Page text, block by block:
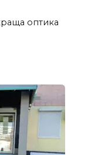
оптика